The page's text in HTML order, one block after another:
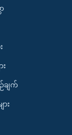
ချက်
ား